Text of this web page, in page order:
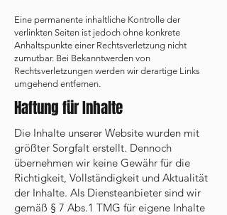
Eine permanente inhaltliche Kontrolle der
verlinkten Seiten ist jedoch ohne konkrete
Anhaltspunkte einer Rechtsverletzung nicht
zumutbar. Bei Bekanntwerden von
Rechtsverletzungen werden wir derartige Links
umgehend entfernen.
Haftung für Inhalte
Die Inhalte unserer Website wurden mit
größter Sorgfalt erstellt. Dennoch
übernehmen wir keine Gewähr für die
Richtigkeit, Vollständigkeit und Aktualität
der Inhalte. Als Diensteanbieter sind wir
gemäß § 7 Abs.1 TMG für eigene Inhalte